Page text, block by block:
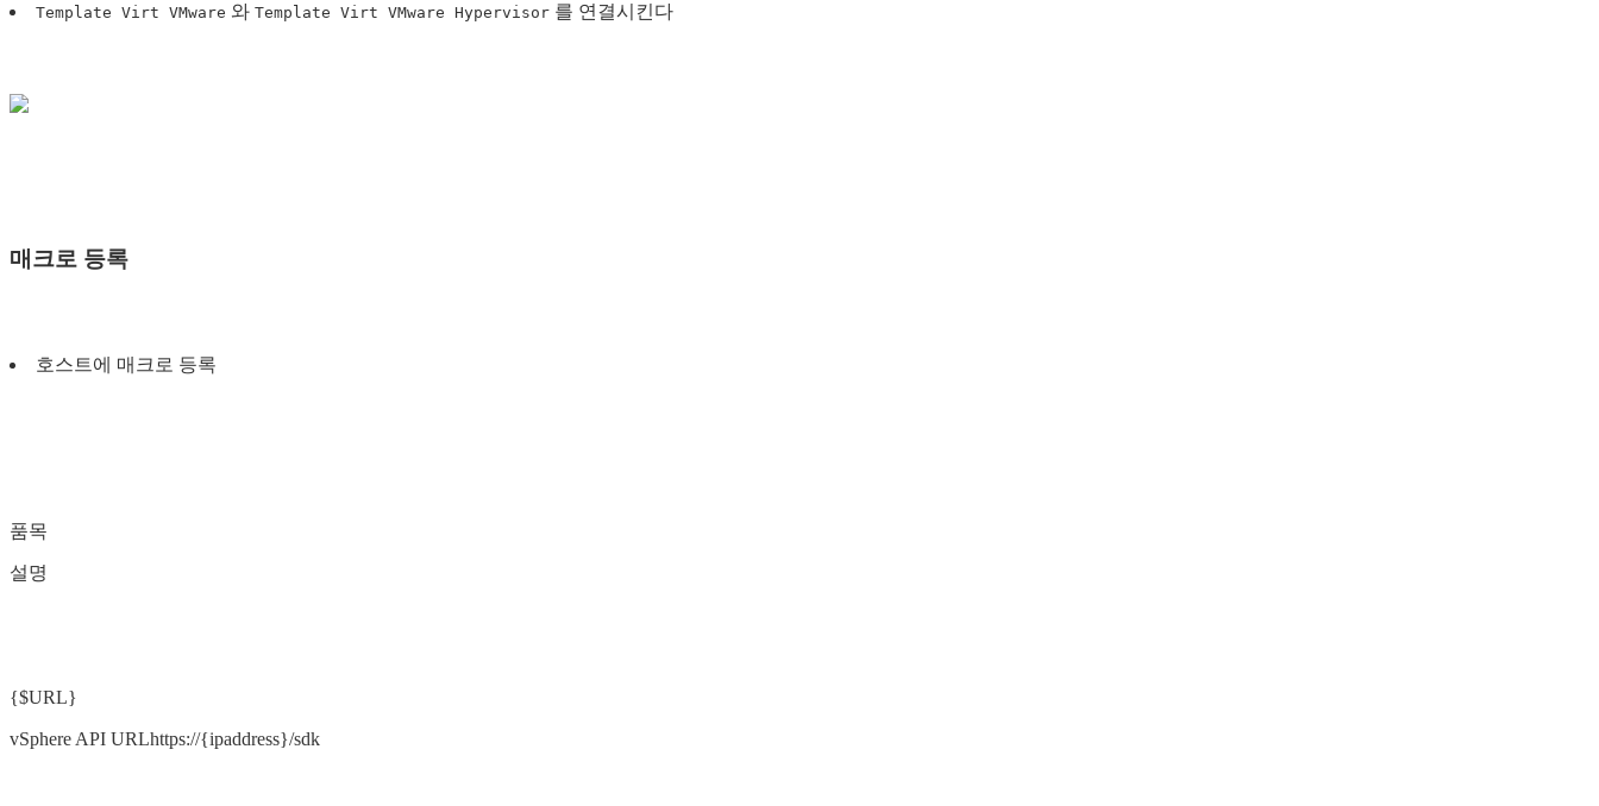
Template Virt VMware 와 Template Virt VMware Hypervisor 를 연결시킨다
매크로 등록
호스트에 매크로 등록
품목
설명
{$URL}
vSphere API URLhttps://{ipaddress}/sdk